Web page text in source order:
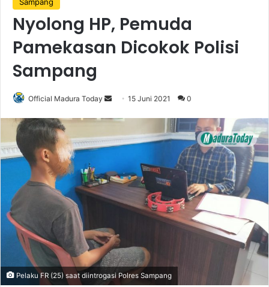
Nyolong HP, Pemuda
Pamekasan Dicokok Polisi
Sampang
Official Madura Today
d
n
e
m
i
l
15 Juni 2021 0
Pelaku FR (25) saat diintrogasi Polres Sampang